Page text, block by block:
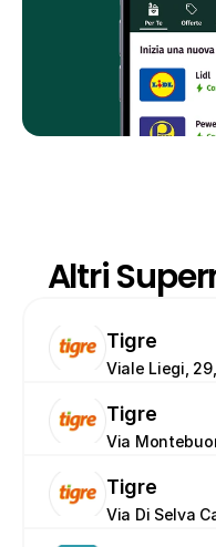
Altri
Tigre
Viale Liegi,
Tigre
Via
Tigre
Via Di Selva